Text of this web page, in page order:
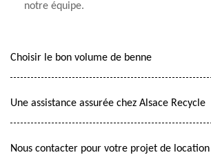
notre équipe.
Choisir le bon volume de benne
Une assistance assurée chez Alsace Recycle
Nous contacter pour votre projet de